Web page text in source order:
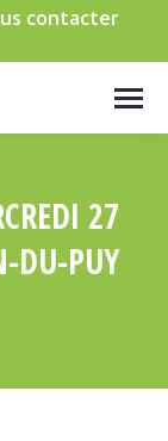
contacter
27
DU-PUY